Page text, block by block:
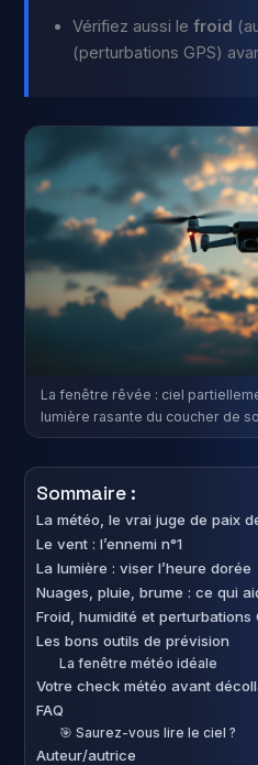
Vérifiez aussi lefroid
(perturbations GPS)
La fenêtre rêvée : ciel
lumière rasante du coucher de
Sommaire :
La météo, le vrai juge de paix
Le vent : l’ennemi n°1
La lumière : viser l’heure dorée
Nuages, pluie, brume : ce qui
Froid, humidité et perturbations
Les bons outils de prévision
La fenêtre météo idéale
Votre check météo avant
FAQ
🎯 Saurez-vous lire le ciel ?
Auteur/autrice